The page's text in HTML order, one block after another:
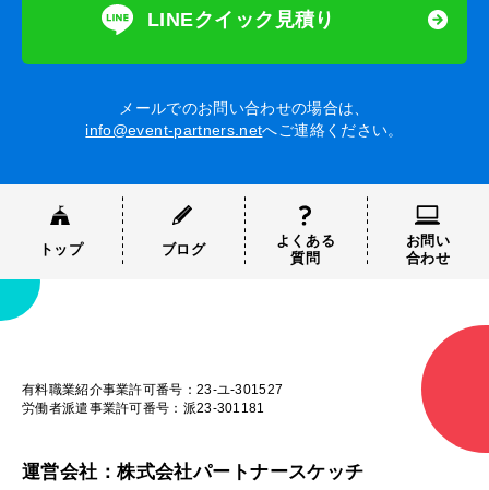
LINEクイック見積り
メールでのお問い合わせの場合は、
info@event-partners.netへご連絡ください。
トップ ブログ
よくある
質問
お問い
合わせ
有料職業紹介事業許可番号：23-ユ-301527
労働者派遣事業許可番号：派23-301181
運営会社：株式会社パートナースケッチ